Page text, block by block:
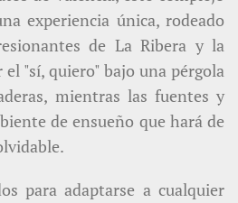
experiencia única, rodeado
de La Ribera y la
"sí, quiero" bajo una pérgola
mientras las fuentes y
de ensueño que hará de
para adaptarse a cualquier